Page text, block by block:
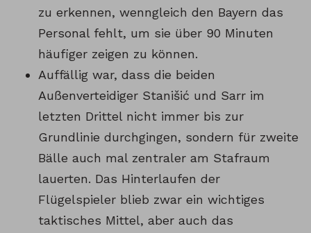
zu erkennen, wenngleich den Bayern das
Personal fehlt, um sie über 90 Minuten
häufiger zeigen zu können.
Auffällig war, dass die beiden
Außenverteidiger Stanišić und Sarr im
letzten Drittel nicht immer bis zur
Grundlinie durchgingen, sondern für zweite
Bälle auch mal zentraler am Stafraum
lauerten. Das Hinterlaufen der
Flügelspieler blieb zwar ein wichtiges
taktisches Mittel, aber auch das